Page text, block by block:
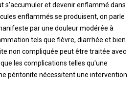
s'accumuler et devenir enflammé dans
enflammés se produisent, on parle
par une douleur modérée à
tels que fièvre, diarrhée et bien
non compliquée peut être traitée avec
les complications telles qu'une
péritonite nécessitent une intervention